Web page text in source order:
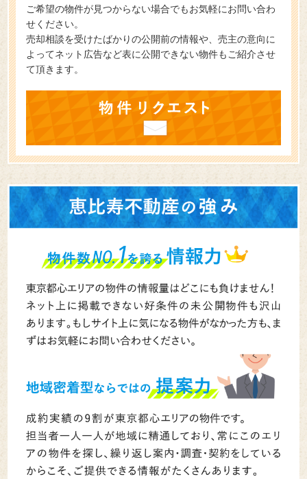
ご希望の物件が見つからない場合でもお気軽にお問い合わ
せください。
売却相談を受けたばかりの公開前の情報や、売主の意向に
よってネット広告など表に公開できない物件もご紹介させ
て頂きます。